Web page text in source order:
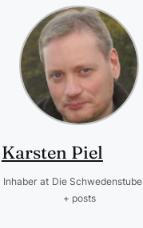
Karsten Piel
Inhaber at Die Schwedenstube
+ posts